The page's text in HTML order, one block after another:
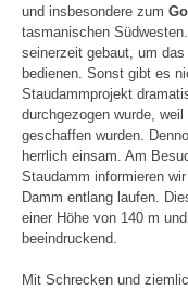
und insbesondere zum
tasmanischen
seinerzeit gebaut, um
bedienen. Sonst gibt es
Staudammprojekt
durchgezogen wurde,
geschaffen wurden.
herrlich einsam. Am
Staudamm informieren
Damm entlang laufen.
einer Höhe von 140 m
beeindruckend.
Mit Schrecken und